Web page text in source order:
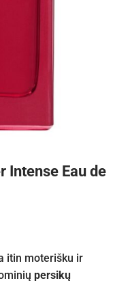
Intense Eau de
itin moterišku ir
persikų